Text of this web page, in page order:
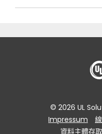
© 2026 UL
Impressum
資料主體存